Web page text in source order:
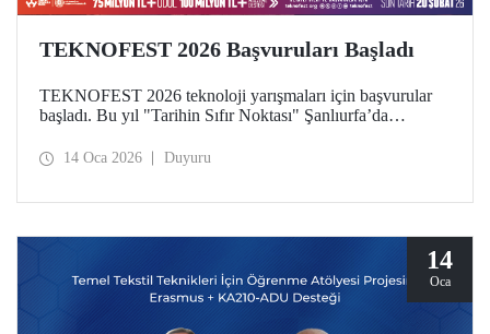
TEKNOFEST 2026 Başvuruları Başladı
TEKNOFEST 2026 teknoloji yarışmaları için başvurular
başladı. Bu yıl "Tarihin Sıfır Noktası" Şanlıurfa’da
Şubat! Katılımın ücretsiz olduğu TEKNOFEST Teknoloji
14 Oca 2026 Duyuru
14
Oca